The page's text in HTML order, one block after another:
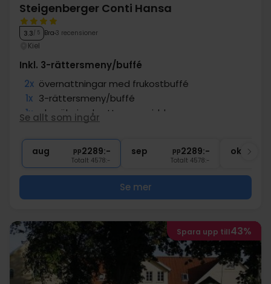
Steigenberger Conti Hansa
3.3/ 5 Bra 3 recensioner
Kiel
Inkl. 3-rättersmeny/buffé
2x övernattningar med frukostbuffé
1x 3-rättersmeny/buffé
1x glas öl, vin el.vatten pr. middag
fl. vin att dela i rum
∞ Tillgång till wellness och gym
Se allt som ingår
aug pp2289:-
Totalt 4578:-
sep pp2289:-
Totalt 4578:-
okt
Se mer
Spara upp till43%